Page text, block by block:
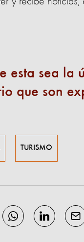
esta sea la
que son
TURISMO